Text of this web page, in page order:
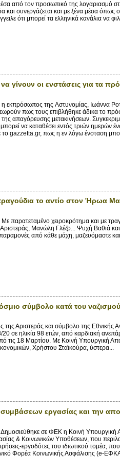
από τον προσωπικό της λογαριασμό
και συνεργάζεται και με ξένα μέσα
ότι μπορεί τα ελληνικά κανάλια να
οι ενστάσεις για τα
η εκπρόσωπος της Αστυνομίας, Ιωάννα
πως τους επιβλήθηκε άδικα το
απαγόρευσης μετακινήσεων.
να καταθέσει εντός τριών ημερών
gazzetta.gr, πως η εν λόγω ένσταση μπορεί
το αντίο στον Ήρωα
χειροκρότημα και με
Μανώλη Γλέζο... Ψυχή Βαθιά
από κάθε μάχη, μαζευόμαστε
σύμβολο κατά του
της Αριστεράς και σύμβολο της Εθνικής
σε ηλικία 98 ετών, από καρδιακή
τις 18 Μαρτίου. Με Κοινή Υπουργική
Χρήστου Σταϊκούρα, ύστερα...
εργασίας και την
σε ΦΕΚ η Κοινή Υπουργική
& Κοινωνικών Υποθέσεων, που
εργοδότες του ιδιωτικού τομέα,
Φορέα Κοινωνικής Ασφάλισης (e-